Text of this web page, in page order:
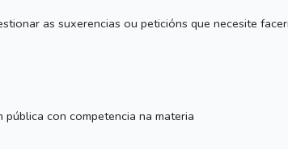
as suxerencias ou peticións que necesite
con competencia na materia